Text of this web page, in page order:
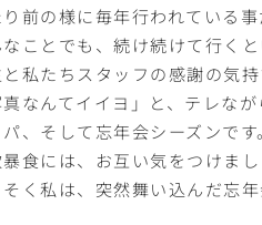
前の様に毎年行われている
ことでも、続け続けて行く
私たちスタッフの感謝の気
なんてイイヨ」と、テレな
、そして忘年会シーズンです。
食には、お互い気をつけまし
く私は、突然舞い込んだ忘